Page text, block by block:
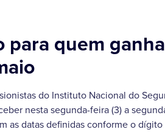
para quem
do Instituto Nacional do
nesta segunda-feira (3) a
as datas definidas conforme o